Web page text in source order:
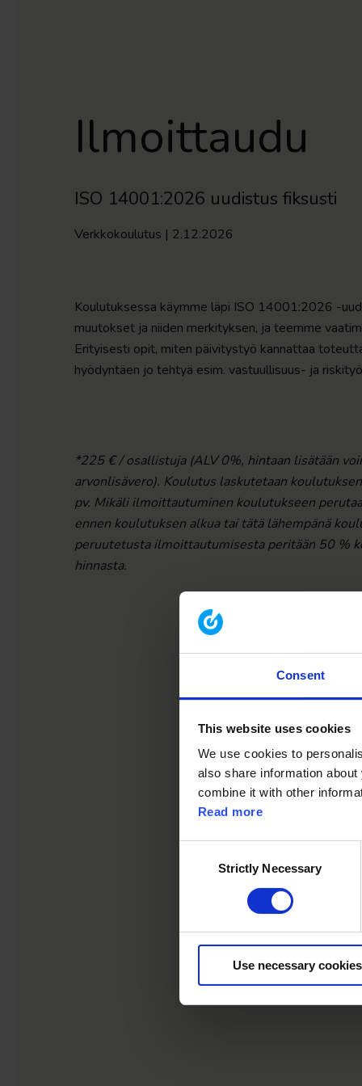
Consent
This website uses cookies
We use cookies to
also share information
combine it with other
Read more
e
Strictly Necessary
Use necessary
Ilmoittaudu
ISO 14001:2026 uudistus fiksusti
Verkkokoulutus | 2.12.2026
Koulutuksessa käymme läpi ISO 14001:2026 -
muutokset ja niiden merkityksen, ja teemme
Erityisesti opit, miten päivitystyö kannattaa
hyödyntäen jo tehtyä esim. vastuullisuus- ja
*225 € / osallistuja (ALV 0%, hintaan lisätään
arvonlisävero). Koulutus laskutetaan
pv. Mikäli ilmoittautuminen koulutukseen
ennen koulutuksen alkua tai tätä lähempänä
peruutetusta ilmoittautumisesta peritään 50 %
hinnasta.